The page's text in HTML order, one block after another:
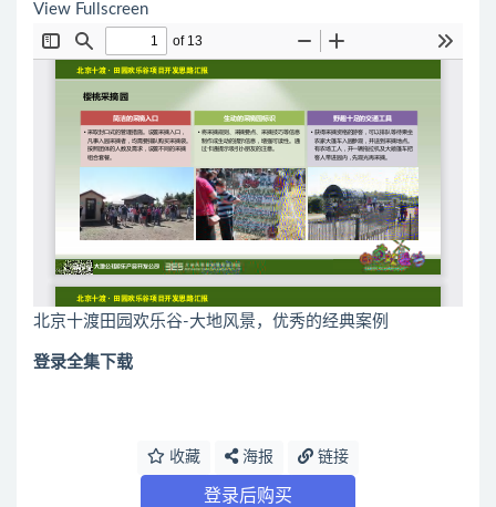
View Fullscreen
北京十渡田园欢乐谷-大地风景，优秀的经典案例
登录全集下载
收藏 海报 链接
登录后购买